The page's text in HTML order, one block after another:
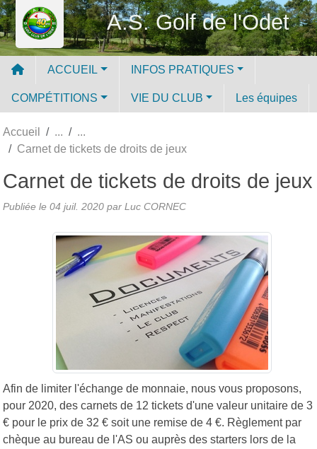
A.S. Golf de l'Odet
ACCUEIL INFOS PRATIQUES
COMPÉTITIONS VIE DU CLUB Les équipes
Accueil
Carnet de tickets de droits de jeux
Carnet de tickets de droits de jeux
Publiée le 04 juil. 2020 par Luc CORNEC
Afin de limiter l'échange de monnaie, nous vous proposons,
pour 2020, des carnets de 12 tickets d'une valeur unitaire de 3
€ pour le prix de 32 € soit une remise de 4 €. Règlement par
chèque au bureau de l'AS ou auprès des starters lors de la
Panneau de gestion des cookies